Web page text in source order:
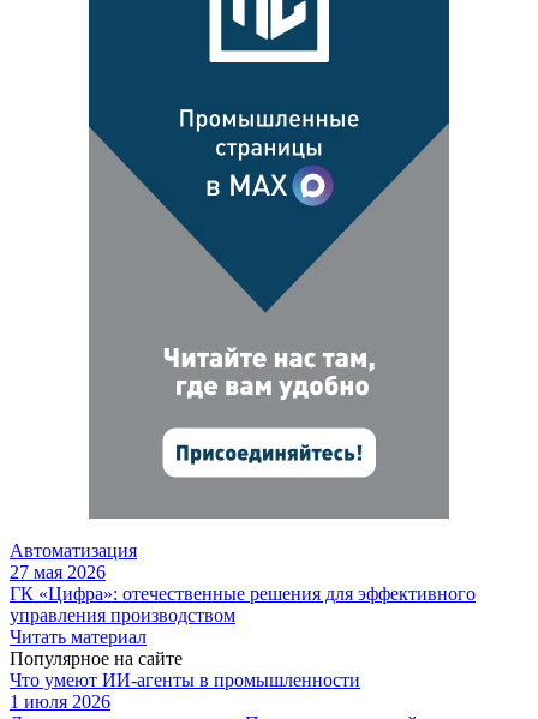
Автоматизация
27 мая 2026
ГК «Цифра»: отечественные решения для эффективного
управления производством
Читать материал
Популярное на сайте
Что умеют ИИ-агенты в промышленности
1 июля 2026